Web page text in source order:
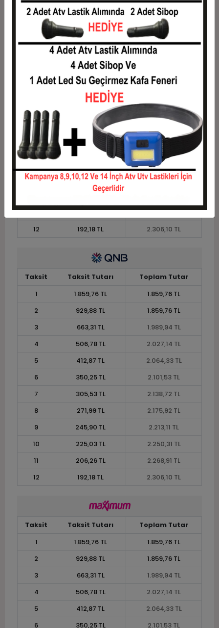
Taksit Taksit Tutarı
Toplam Tutar
1
1.859,76 TL
1.859,76 TL
929,88 TL
3
663,31 TL
1.989,94 TL
506,78 TL
5
412,87 TL
6
350,25 TL
2.101,53 TL
7
305,53 TL
2.138,72 TL
8
2.175,92 TL
9
245,90 TL
2.213,11 TL
225,03 TL
11
206,26 TL
2.268,91 TL
12
192,18 TL 2.306,10 TL
Taksit Taksit Tutarı
Toplam Tutar
1
1.859,76 TL
1.859,76 TL
2
929,88 TL
1.859,76 TL
3
663,31 TL
1.989,94 TL
4
506,78 TL
2.027,14 TL
5
412,87 TL
2.064,33 TL
6
350,25 TL
2.101,53 TL
7
305,53 TL
2.138,72 TL
8
271,99 TL
2.175,92 TL
9
245,90 TL
2.213,11 TL
10
225,03 TL
2.250,31 TL
11
206,26 TL
2.268,91 TL
12
192,18 TL 2.306,10 TL
Taksit Taksit Tutarı
Toplam Tutar
1
1.859,76 TL
1.859,76 TL
2
929,88 TL
1.859,76 TL
3
663,31 TL
1.989,94 TL
4
506,78 TL
2.027,14 TL
5
412,87 TL
2.064,33 TL
6
350,25 TL 2.101,53 TL